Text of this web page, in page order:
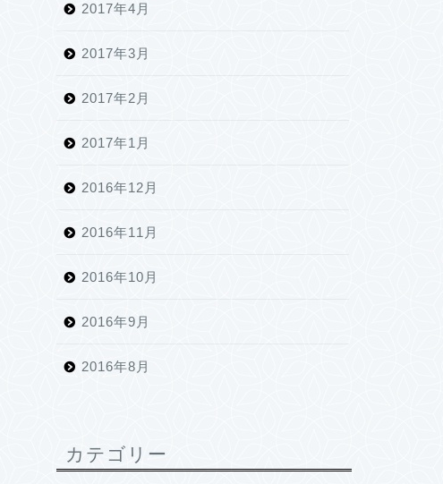
2017年4月
2017年3月
2017年2月
2017年1月
2016年12月
2016年11月
2016年10月
2016年9月
2016年8月
カテゴリー